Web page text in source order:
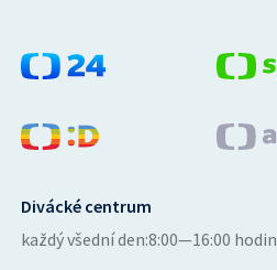
Divácké centrum
každý všední den:8:00—16:00 hodin